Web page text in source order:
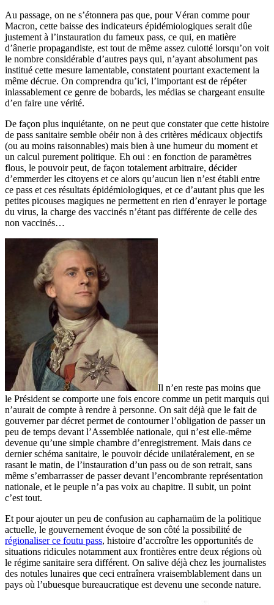
Au passage, on ne s’étonnera pas que, pour Véran comme pour
Macron, cette baisse des indicateurs épidémiologiques serait dûe
justement à l’instauration du fameux pass, ce qui, en matière
d’ânerie propagandiste, est tout de même assez culotté lorsqu’on voit
le nombre considérable d’autres pays qui, n’ayant absolument pas
institué cette mesure lamentable, constatent pourtant exactement la
même décrue. On comprendra qu’ici, l’important est de répéter
inlassablement ce genre de bobards, les médias se chargeant ensuite
d’en faire une vérité.
De façon plus inquiétante, on ne peut que constater que cette histoire
de pass sanitaire semble obéir non à des critères médicaux objectifs
(ou au moins raisonnables) mais bien à une humeur du moment et
un calcul purement politique. Eh oui : en fonction de paramètres
flous, le pouvoir peut, de façon totalement arbitraire, décider
d’emmerder les citoyens et ce alors qu’aucun lien n’est établi entre
ce pass et ces résultats épidémiologiques, et ce d’autant plus que les
petites picouses magiques ne permettent en rien d’enrayer le portage
du virus, la charge des vaccinés n’étant pas différente de celle des
non vaccinés…
Il n’en reste pas moins que
le Président se comporte une fois encore comme un petit marquis qui
n’aurait de compte à rendre à personne. On sait déjà que le fait de
gouverner par décret permet de contourner l’obligation de passer un
peu de temps devant l’Assemblée nationale, qui n’est elle-même
devenue qu’une simple chambre d’enregistrement. Mais dans ce
dernier schéma sanitaire, le pouvoir décide unilatéralement, en se
rasant le matin, de l’instauration d’un pass ou de son retrait, sans
même s’embarrasser de passer devant l’encombrante représentation
nationale, et le peuple n’a pas voix au chapitre. Il subit, un point
c’est tout.
Et pour ajouter un peu de confusion au capharnaüm de la politique
actuelle, le gouvernement évoque de son côté la possibilité de
régionaliser ce foutu pass, histoire d’accroître les opportunités de
situations ridicules notamment aux frontières entre deux régions où
le régime sanitaire sera différent. On salive déjà chez les journalistes
des notules lunaires que ceci entraînera vraisemblablement dans un
pays où l’ubuesque bureaucratique est devenu une seconde nature.